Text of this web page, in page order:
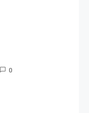
0